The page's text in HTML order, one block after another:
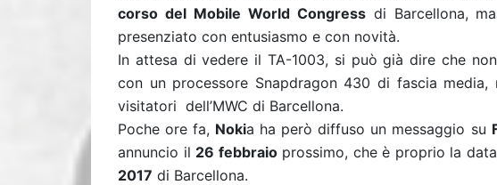
corso del Mobile World Congressdi Barcellona,
presenziato con entusiasmo e con novità.
In attesa di vedere il TA-1003, si può già dire che
con un processore Snapdragon 430 di fascia
visitatori dell’MWC di Barcellona.
Poche ore fa, Nokia ha però diffuso un messaggio su
annuncio il 26 febbraioprossimo, che è proprio la
2017 di Barcellona.